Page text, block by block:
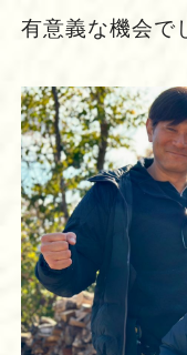
有意義な機会で